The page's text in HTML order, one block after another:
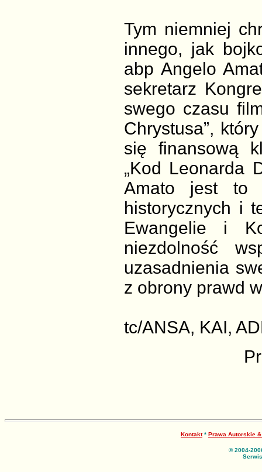
Tym niemniej
innego, jak
abp Angelo
sekretarz
swego czasu
Chrystusa”,
się finansową
„Kod Leonarda
Amato jest to
historycznych i
Ewangelie i
niezdolność
uzasadnienia
z obrony prawd
tc/ANSA, KAI,
Kontakt* Prawa Autorskie &
© 2004-